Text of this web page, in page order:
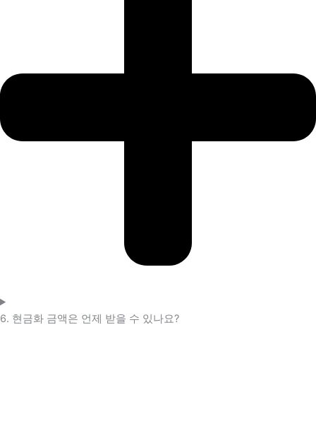
6. 현금화 금액은 언제 받을 수 있나요?